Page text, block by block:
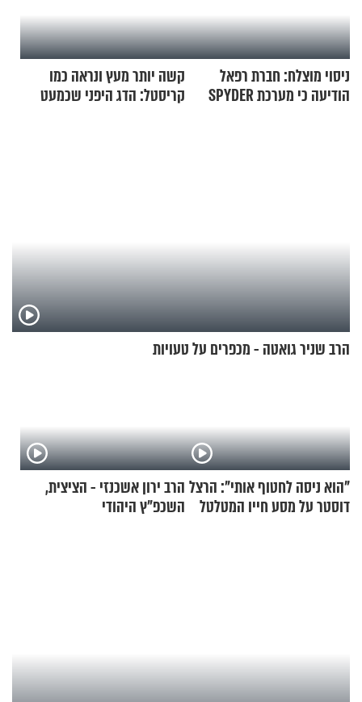
ניסוי מוצלח: חברת רפאל
הודיעה כי מערכת SPYDER
קשה יותר מעץ ונראה כמו
קריסטל: הדג היפני שכמעט
הרב שניר גואטה - מכפרים על טעויות
"הוא ניסה לחטוף אותי": הרצל
דוסטר על מסע חייו המטלטל
הרב ירון אשכנזי - הציצית,
השכפ"ץ היהודי